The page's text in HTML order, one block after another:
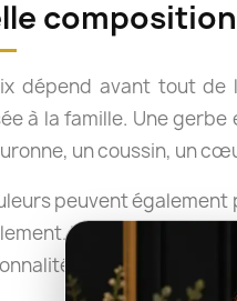
dépend avant tout de
à la famille. Une
un coussin, un
peuvent
Les tons pastel
du défunt ou